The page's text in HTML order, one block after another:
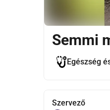
Semmi
Egészség
Szervező